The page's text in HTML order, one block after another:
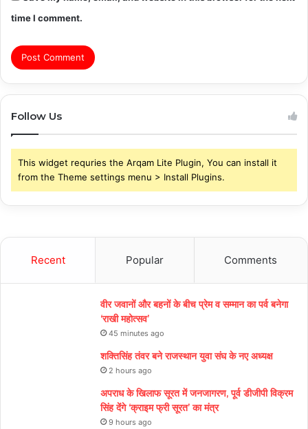
time I comment.
Follow Us
This widget requries the Arqam Lite Plugin, You can install it
from the Theme settings menu > Install Plugins.
Recent Popular Comments
वीर जवानों और बहनों के बीच प्रेम व सम्मान का पर्व बनेगा
‘राखी महोत्सव’
45 minutes ago
शक्तिसिंह तंवर बने राजस्थान युवा संघ के नए अध्यक्ष
2 hours ago
अपराध के खिलाफ सूरत में जनजागरण, पूर्व डीजीपी विक्रम
सिंह देंगे ‘क्राइम फ्री सूरत’ का मंत्र
9 hours ago